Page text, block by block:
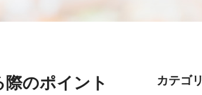
のポイント
カテゴリ